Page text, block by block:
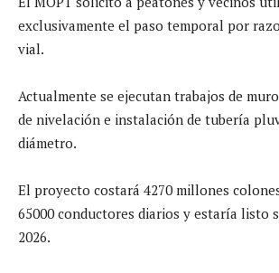
exclusivamente el paso temporal por
vial.
Actualmente se ejecutan trabajos de
de nivelación e instalación de tubería
diámetro.
El proyecto costará 4270 millones
65000 conductores diarios y estaría listo
2026.